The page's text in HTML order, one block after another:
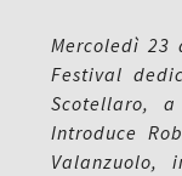
Mercoledì 23
Festival
Scotellaro,
Introduce
Valanzuolo,